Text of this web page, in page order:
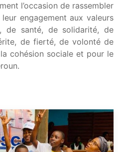
l’occasion de rassembler
engagement aux valeurs
de santé, de solidarité, de
de fierté, de volonté de
cohésion sociale et pour le